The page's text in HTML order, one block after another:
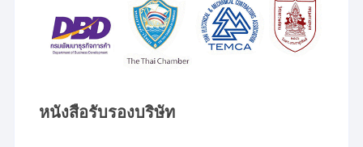
หนังสือรับรองบริษัท